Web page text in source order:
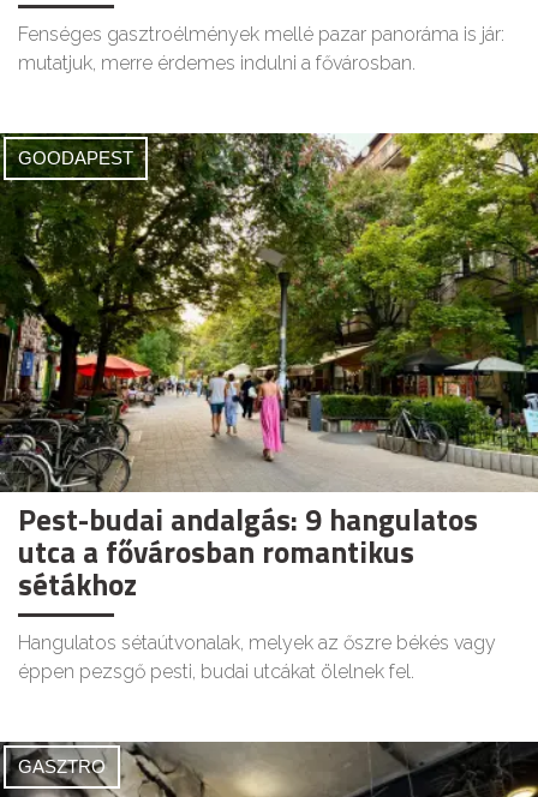
Fenséges gasztroélmények mellé pazar panoráma is jár:
mutatjuk, merre érdemes indulni a fővárosban.
GOODAPEST
Pest-budai andalgás: 9 hangulatos
utca a fővárosban romantikus
sétákhoz
Hangulatos sétaútvonalak, melyek az őszre békés vagy
éppen pezsgő pesti, budai utcákat ölelnek fel.
GASZTRO